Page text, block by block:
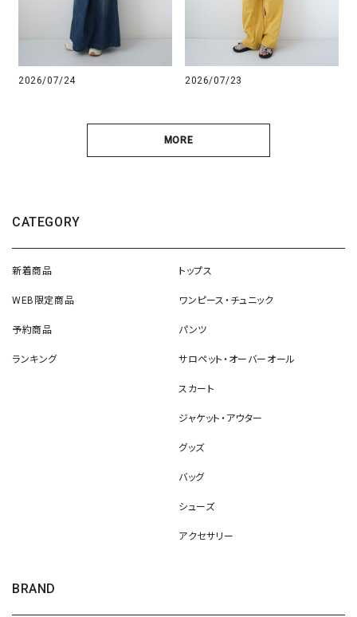
2026/07/24 2026/07/23
MORE
CATEGORY
新着商品
WEB限定商品
予約商品
ランキング
トップス
ワンピース・チュニック
パンツ
サロペット・オーバーオール
スカート
ジャケット・アウター
グッズ
バッグ
シューズ
アクセサリー
BRAND